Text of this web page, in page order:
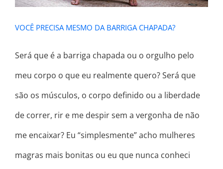
VOCÊ PRECISA MESMO DA BARRIGA CHAPADA?
Será que é a barriga chapada ou o orgulho pelo
meu corpo o que eu realmente quero? Será que
são os músculos, o corpo definido ou a liberdade
de correr, rir e me despir sem a vergonha de não
me encaixar? Eu “simplesmente” acho mulheres
magras mais bonitas ou eu que nunca conheci